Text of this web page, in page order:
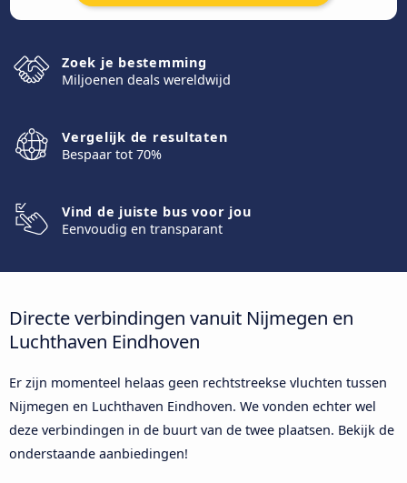
Zoek je bestemming
Miljoenen deals wereldwijd
Vergelijk de resultaten
Bespaar tot 70%
Vind de juiste bus voor jou
Eenvoudig en transparant
Directe verbindingen vanuit Nijmegen en
Luchthaven Eindhoven
Er zijn momenteel helaas geen rechtstreekse vluchten tussen
Nijmegen en Luchthaven Eindhoven. We vonden echter wel
deze verbindingen in de buurt van de twee plaatsen. Bekijk de
onderstaande aanbiedingen!